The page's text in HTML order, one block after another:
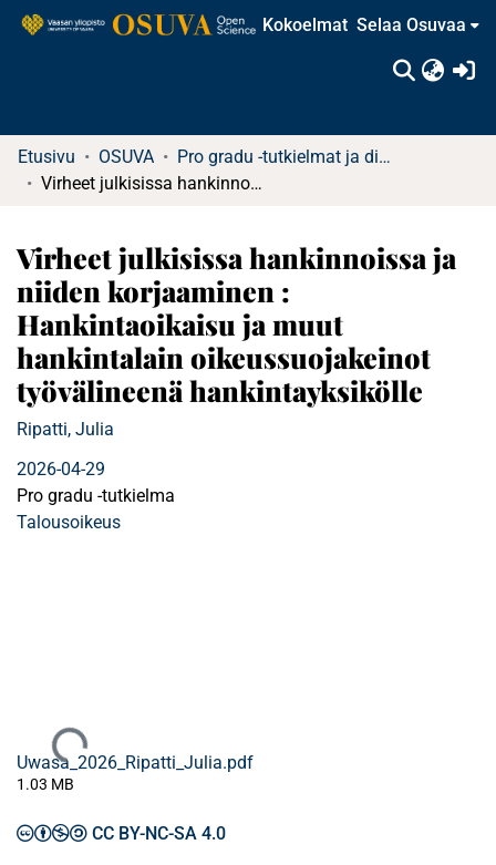
Kokoelmat Selaa Osuvaa
Etusivu OSUVA
Pro gradu -tutkielmat ja diplomityöt
Virheet julkisissa hankinnoissa ja niiden korjaaminen : Hankintaoikaisu ja muut hankintalain oikeussuojakeinot työvälineenä hankintayksikölle
Virheet julkisissa hankinnoissa ja
niiden korjaaminen :
Hankintaoikaisu ja muut
hankintalain oikeussuojakeinot
työvälineenä hankintayksikölle
Ripatti, Julia
2026-04-29
Pro gradu -tutkielma
Talousoikeus
Ladataan...
Uwasa_2026_Ripatti_Julia.pdf
1.03 MB
CC BY-NC-SA 4.0